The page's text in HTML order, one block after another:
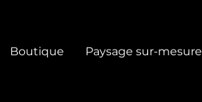
Boutique Paysage sur-mesure